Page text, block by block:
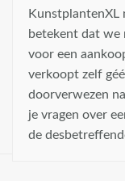
KunstplantenXL
betekent dat we
voor een
verkoopt zelf
doorverwezen
je vragen over
de